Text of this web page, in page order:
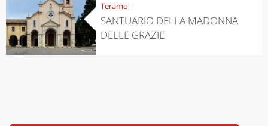
Teramo
SANTUARIO DELLA MADONNA
DELLE GRAZIE